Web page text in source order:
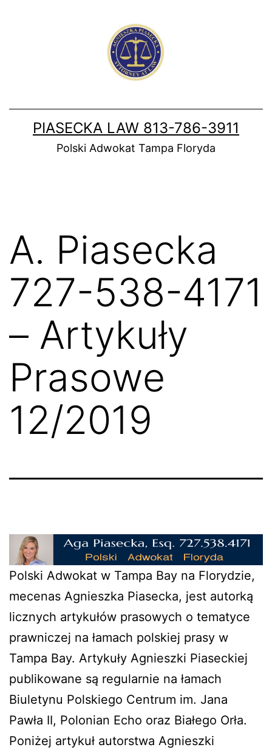
PIASECKA LAW 813-786-3911
Polski Adwokat Tampa Floryda
A. Piasecka
727-538-4171
– Artykuły
Prasowe
12/2019
Polski Adwokat w Tampa Bay na Florydzie,
mecenas Agnieszka Piasecka, jest autorką
licznych artykułów prasowych o tematyce
prawniczej na łamach polskiej prasy w
Tampa Bay. Artykuły Agnieszki Piaseckiej
publikowane są regularnie na łamach
Biuletynu Polskiego Centrum im. Jana
Pawła II, Polonian Echo oraz Białego Orła.
Poniżej artykuł autorstwa Agnieszki